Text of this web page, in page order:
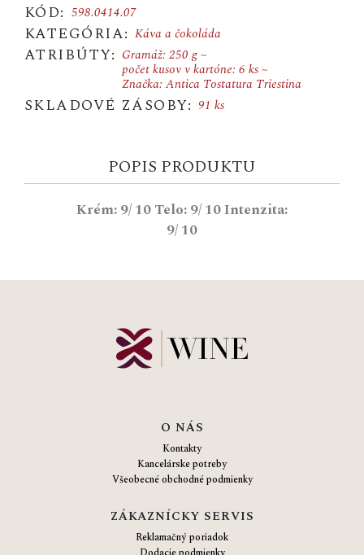
KÓD: 598.0414.07
KATEGÓRIA: Káva a čokoláda
ATRIBÚTY: Gramáž: 250 g
počet kusov v kartóne: 6 ks
Značka: Antica Tostatura Triestina
SKLADOVÉ ZÁSOBY: 91 ks
POPIS PRODUKTU
Krém: 9/ 10 Telo: 9/ 10 Intenzita:
9/ 10
O NÁS
Kontakty
Kancelárske potreby
Všeobecné obchodné podmienky
ZÁKAZNÍCKY SERVIS
Reklamačný poriadok